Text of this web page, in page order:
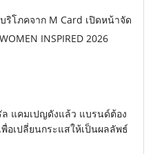
ริโภคจาก M Card เปิดหน้าจัด
INSPIRED 2026
ล แคมเปญดังแล้ว แบรนด์ต้อง
พื่อเปลี่ยนกระแสให้เป็นผลลัพธ์